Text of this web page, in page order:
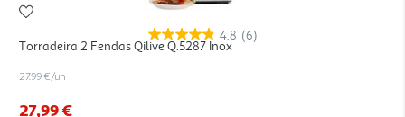
4.8 (6)
Torradeira 2 Fendas Qilive Q.5287 Inox
27.99 €/un
27,99 €